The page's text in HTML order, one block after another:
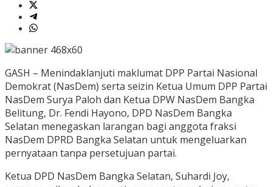
GASH – Menindaklanjuti maklumat DPP Partai Nasional
Demokrat (NasDem) serta seizin Ketua Umum DPP Partai
NasDem Surya Paloh dan Ketua DPW NasDem Bangka
Belitung, Dr. Fendi Hayono, DPD NasDem Bangka
Selatan menegaskan larangan bagi anggota fraksi
NasDem DPRD Bangka Selatan untuk mengeluarkan
pernyataan tanpa persetujuan partai.
Ketua DPD NasDem Bangka Selatan, Suhardi Joy,